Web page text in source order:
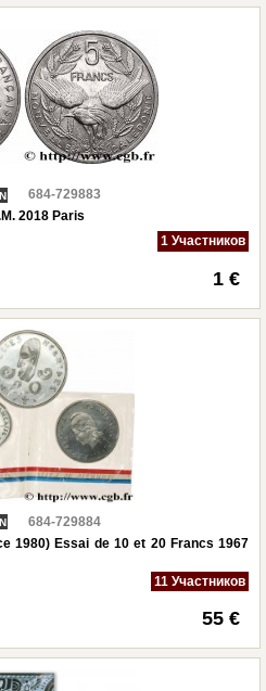
684-729883
2018 Paris
1 Участников
1 €
684-729884
1980) Essai de 10 et 20 Francs 1967
11 Участников
55 €